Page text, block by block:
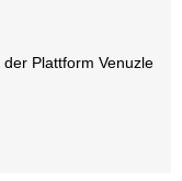
Plattform Venuzle